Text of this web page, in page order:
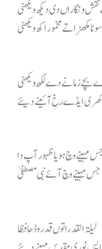
و نگاراں دی دیکھ ویکھنی
سونا مکھڑا تے مخمور اکھ ویکھنی
بچے زمانے دے لکھ ویکھنی
ایڈے رخِ آئینے دیئے
مہینے وچ ہویا ظہور آپ دا
جس مہینے وچ آئے نبی مصطفیٰ
لیلۃ القدراتوں قدر وڈ حافظا